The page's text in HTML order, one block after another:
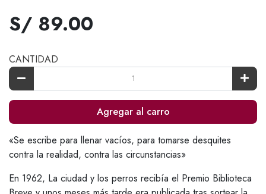
S/ 89.00
CANTIDAD
Agregar al carro
«Se escribe para llenar vacíos, para tomarse desquites
contra la realidad, contra las circunstancias»
En 1962, La ciudad y los perros recibía el Premio Biblioteca